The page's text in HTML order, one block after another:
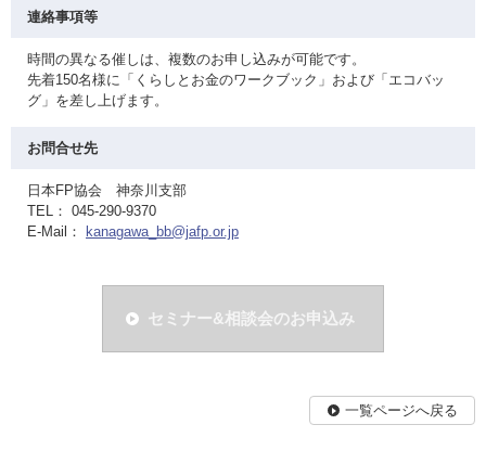
連絡事項等
時間の異なる催しは、複数のお申し込みが可能です。
先着150名様に「くらしとお金のワークブック」および「エコバッ
グ」を差し上げます。
お問合せ先
日本FP協会 神奈川支部
TEL： 045-290-9370
E-Mail：
kanagawa_bb@jafp.or.jp
セミナー&相談会のお申込み
一覧ページへ戻る